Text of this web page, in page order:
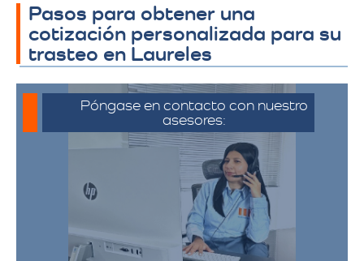
Pasos para obtener una
cotización personalizada para su
trasteo en Laureles
Póngase en contacto con nuestro
asesores:
Para iniciar el proceso de solicitud de
cotización, puede comunicarse a través
de whatsapp haciendo click en cotizar.​